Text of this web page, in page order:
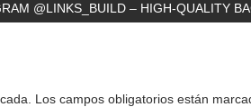
@LINKS_BUILD – HIGH-QUALITY
Los campos obligatorios están